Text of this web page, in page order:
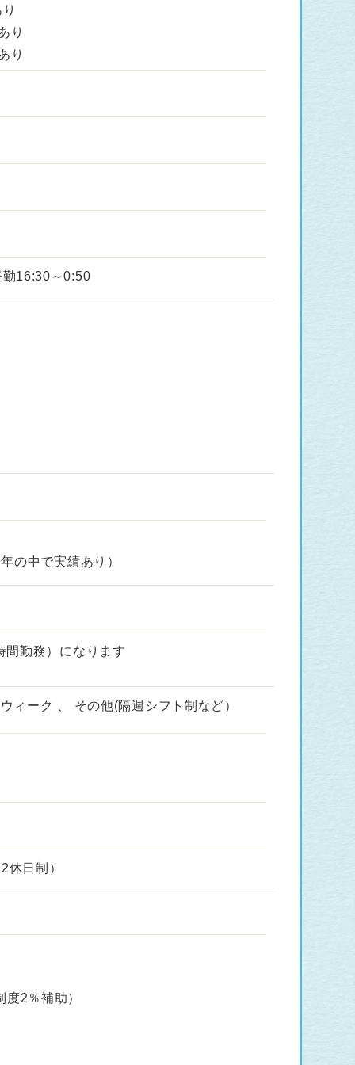
り
り
16:30～0:50
の中で実績あり）
間勤務）になります
ィーク 、 その他(隔週シフト制など）
休日制）
2％補助）